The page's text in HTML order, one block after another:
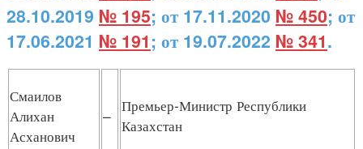
28.10.2019 № 195; от 17.11.2020 № 450; от
17.06.2021 № 191; от 19.07.2022 № 341.
Смаилов
Алихан
Асханович
–
Премьер-Министр Республики
Казахстан